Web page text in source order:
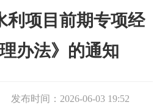
利项目前期专项经
办法》的通知
发布时间：2026-06-03 19:52